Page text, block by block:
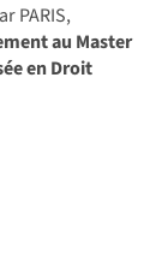
PARIS,
au Master
en Droit